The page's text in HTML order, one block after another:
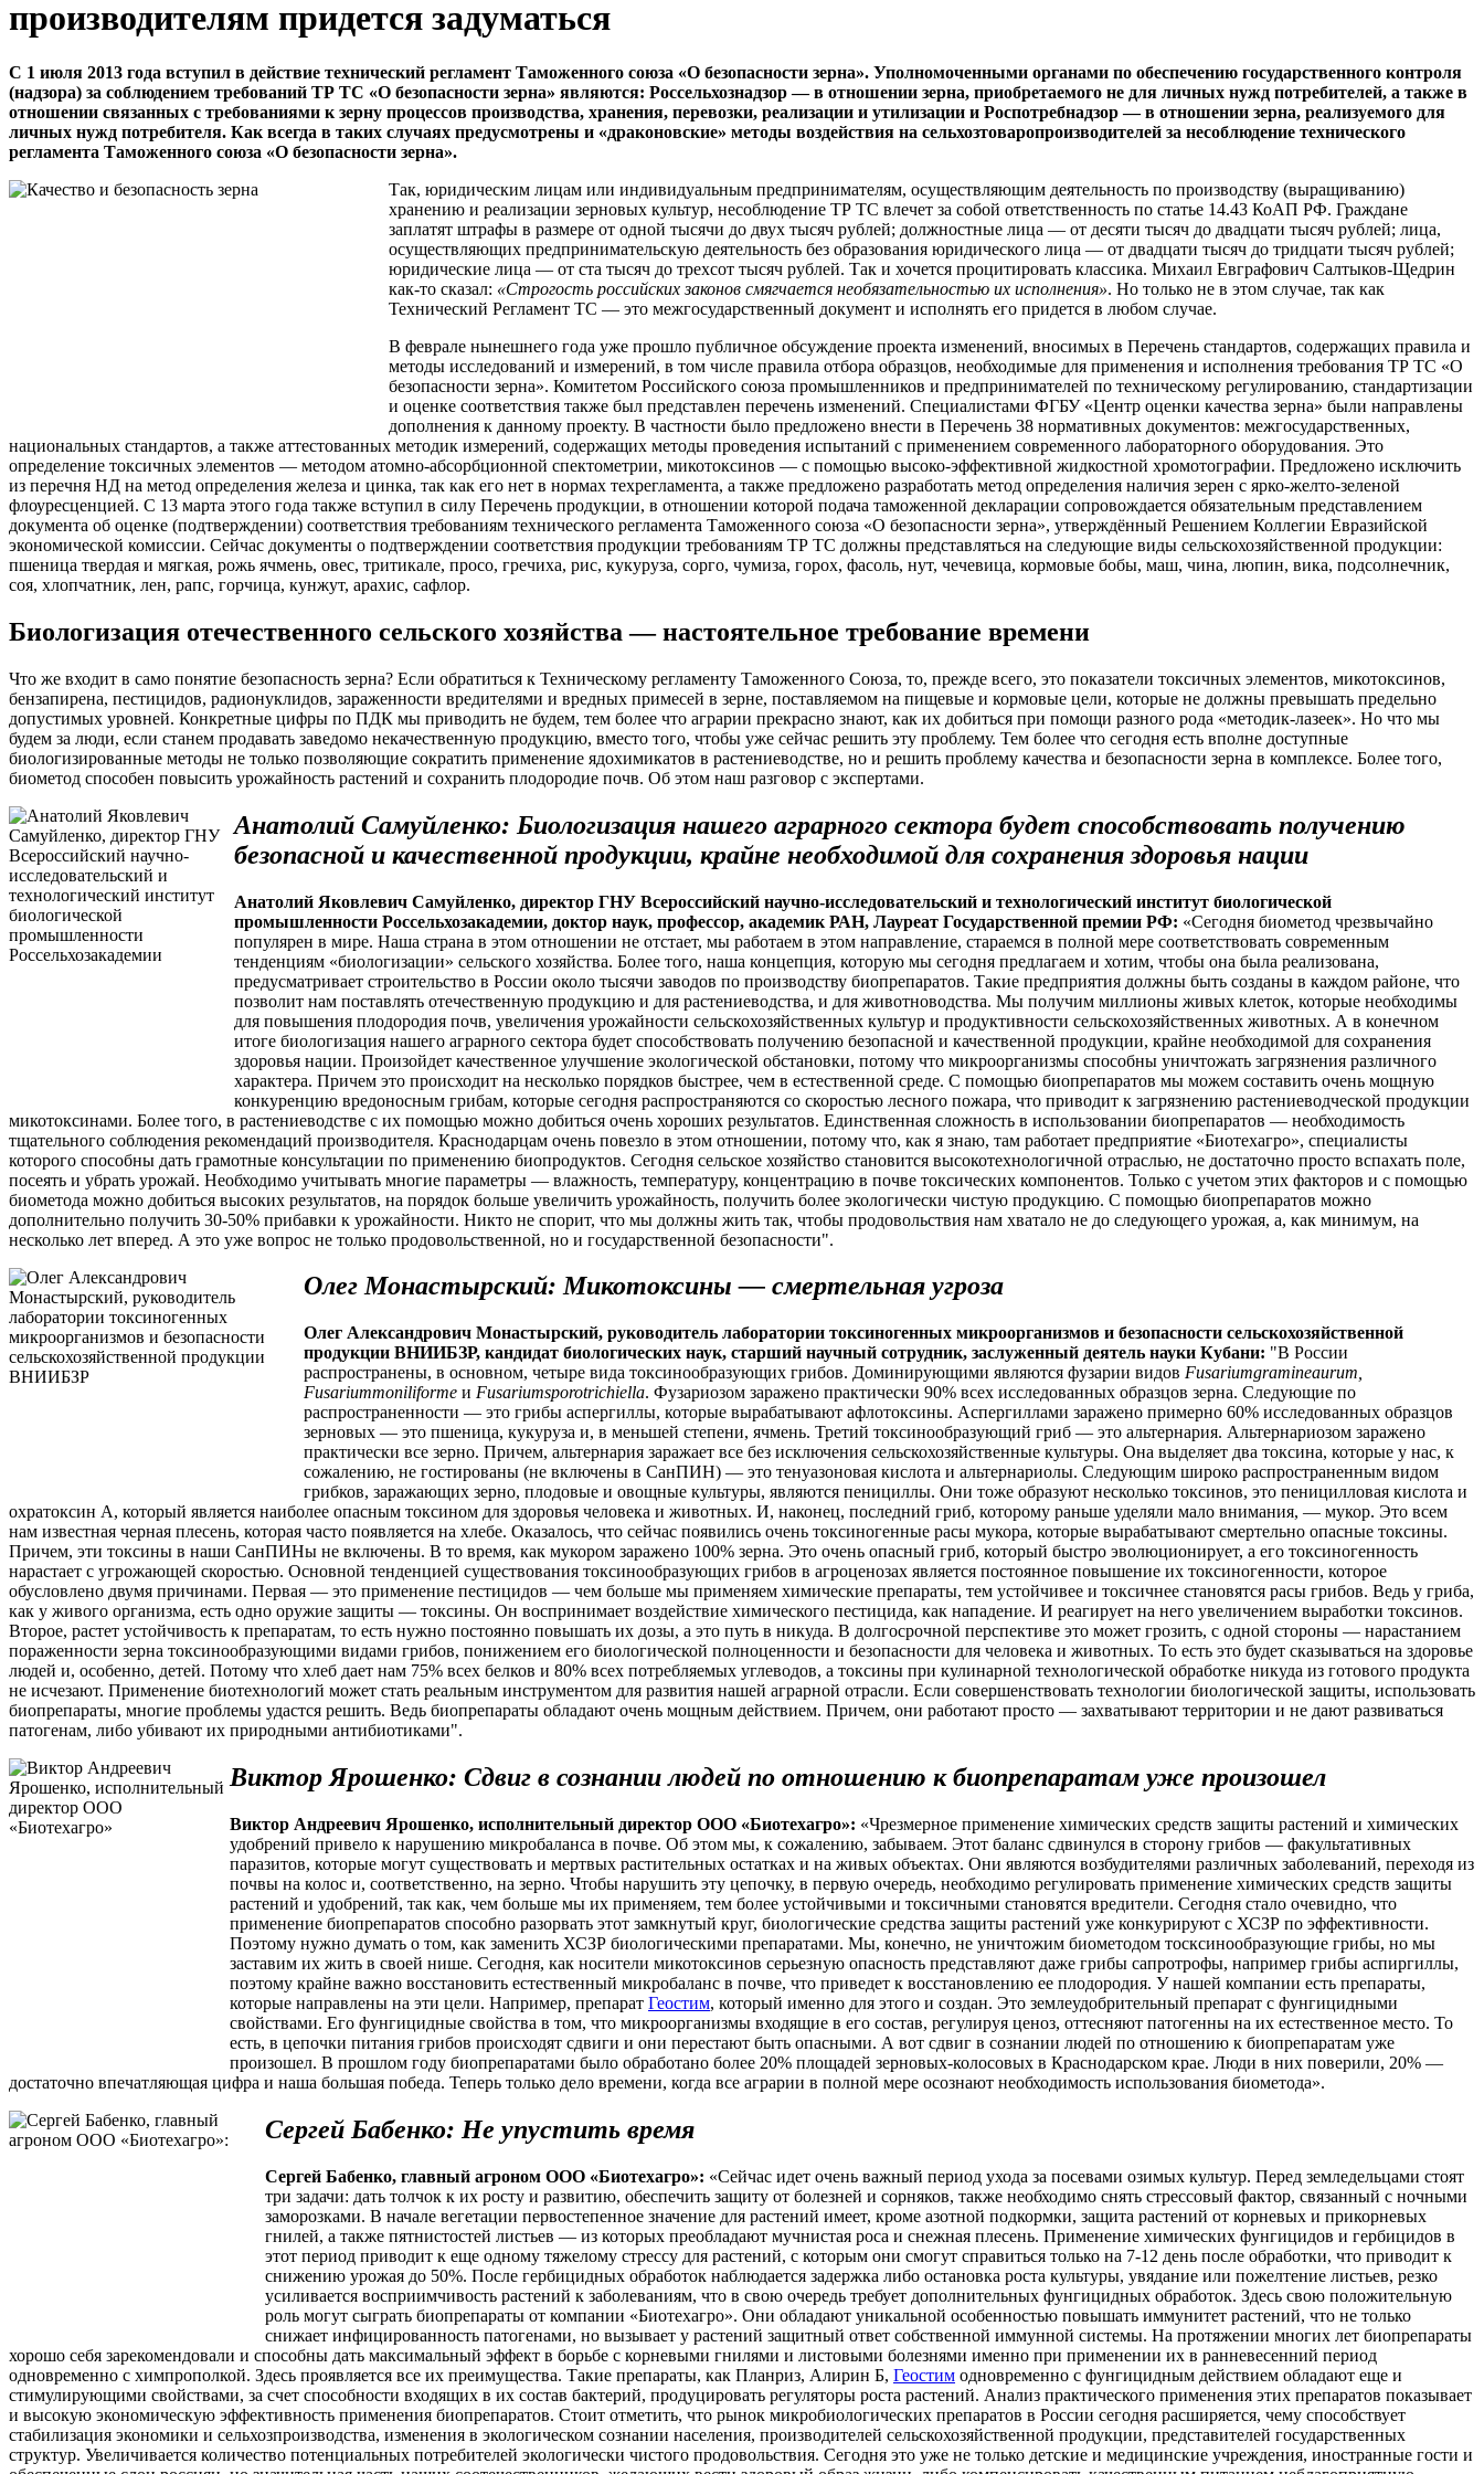
производителям придется задуматься
С 1 июля 2013 года вступил в действие технический регламент Таможенного союза «О безопасности зерна». Уполномоченными органами по обеспечению государственного контроля
(надзора) за соблюдением требований ТР ТС «О безопасности зерна» являются: Россельхознадзор — в отношении зерна, приобретаемого не для личных нужд потребителей, а также в
отношении связанных с требованиями к зерну процессов производства, хранения, перевозки, реализации и утилизации и Роспотребнадзор — в отношении зерна, реализуемого для
личных нужд потребителя. Как всегда в таких случаях предусмотрены и «драконовские» методы воздействия на сельхозтоваропроизводителей за несоблюдение технического
регламента Таможенного союза «О безопасности зерна».
Так, юридическим лицам или индивидуальным предпринимателям, осуществляющим деятельность по производству (выращиванию)
хранению и реализации зерновых культур, несоблюдение ТР ТС влечет за собой ответственность по статье 14.43 КоАП РФ. Граждане
заплатят штрафы в размере от одной тысячи до двух тысяч рублей; должностные лица — от десяти тысяч до двадцати тысяч рублей; лица,
осуществляющих предпринимательскую деятельность без образования юридического лица — от двадцати тысяч до тридцати тысяч рублей;
юридические лица — от ста тысяч до трехсот тысяч рублей. Так и хочется процитировать классика. Михаил Евграфович Салтыков-Щедрин
как-то сказал: «Строгость российских законов смягчается необязательностью их исполнения». Но только не в этом случае, так как
Технический Регламент ТС — это межгосударственный документ и исполнять его придется в любом случае.
В феврале нынешнего года уже прошло публичное обсуждение проекта изменений, вносимых в Перечень стандартов, содержащих правила и
методы исследований и измерений, в том числе правила отбора образцов, необходимые для применения и исполнения требования ТР ТС «О
безопасности зерна». Комитетом Российского союза промышленников и предпринимателей по техническому регулированию, стандартизации
и оценке соответствия также был представлен перечень изменений. Специалистами ФГБУ «Центр оценки качества зерна» были направлены
дополнения к данному проекту. В частности было предложено внести в Перечень 38 нормативных документов: межгосударственных,
национальных стандартов, а также аттестованных методик измерений, содержащих методы проведения испытаний с применением современного лабораторного оборудования. Это
определение токсичных элементов — методом атомно-абсорбционной спектометрии, микотоксинов — с помощью высоко-эффективной жидкостной хромотографии. Предложено исключить
из перечня НД на метод определения железа и цинка, так как его нет в нормах техрегламента, а также предложено разработать метод определения наличия зерен с ярко-желто-зеленой
флоуресценцией. С 13 марта этого года также вступил в силу Перечень продукции, в отношении которой подача таможенной декларации сопровождается обязательным представлением
документа об оценке (подтверждении) соответствия требованиям технического регламента Таможенного союза «О безопасности зерна», утверждённый Решением Коллегии Евразийской
экономической комиссии. Сейчас документы о подтверждении соответствия продукции требованиям ТР ТС должны представляться на следующие виды сельскохозяйственной продукции:
пшеница твердая и мягкая, рожь ячмень, овес, тритикале, просо, гречиха, рис, кукуруза, сорго, чумиза, горох, фасоль, нут, чечевица, кормовые бобы, маш, чина, люпин, вика, подсолнечник,
соя, хлопчатник, лен, рапс, горчица, кунжут, арахис, сафлор.
Биологизация отечественного сельского хозяйства — настоятельное требование времени
Что же входит в само понятие безопасность зерна? Если обратиться к Техническому регламенту Таможенного Союза, то, прежде всего, это показатели токсичных элементов, микотоксинов,
бензапирена, пестицидов, радионуклидов, зараженности вредителями и вредных примесей в зерне, поставляемом на пищевые и кормовые цели, которые не должны превышать предельно
допустимых уровней. Конкретные цифры по ПДК мы приводить не будем, тем более что аграрии прекрасно знают, как их добиться при помощи разного рода «методик-лазеек». Но что мы
будем за люди, если станем продавать заведомо некачественную продукцию, вместо того, чтобы уже сейчас решить эту проблему. Тем более что сегодня есть вполне доступные
биологизированные методы не только позволяющие сократить применение ядохимикатов в растениеводстве, но и решить проблему качества и безопасности зерна в комплексе. Более того,
биометод способен повысить урожайность растений и сохранить плодородие почв. Об этом наш разговор с экспертами.
Анатолий Самуйленко: Биологизация нашего аграрного сектора будет способствовать получению
безопасной и качественной продукции, крайне необходимой для сохранения здоровья нации
Анатолий Яковлевич Самуйленко, директор ГНУ Всероссийский научно-исследовательский и технологический институт биологической
промышленности Россельхозакадемии, доктор наук, профессор, академик РАН, Лауреат Государственной премии РФ: «Сегодня биометод чрезвычайно
популярен в мире. Наша страна в этом отношении не отстает, мы работаем в этом направление, стараемся в полной мере соответствовать современным
тенденциям «биологизации» сельского хозяйства. Более того, наша концепция, которую мы сегодня предлагаем и хотим, чтобы она была реализована,
предусматривает строительство в России около тысячи заводов по производству биопрепаратов. Такие предприятия должны быть созданы в каждом районе, что
позволит нам поставлять отечественную продукцию и для растениеводства, и для животноводства. Мы получим миллионы живых клеток, которые необходимы
для повышения плодородия почв, увеличения урожайности сельскохозяйственных культур и продуктивности сельскохозяйственных животных. А в конечном
итоге биологизация нашего аграрного сектора будет способствовать получению безопасной и качественной продукции, крайне необходимой для сохранения
здоровья нации. Произойдет качественное улучшение экологической обстановки, потому что микроорганизмы способны уничтожать загрязнения различного
характера. Причем это происходит на несколько порядков быстрее, чем в естественной среде. С помощью биопрепаратов мы можем составить очень мощную
конкуренцию вредоносным грибам, которые сегодня распространяются со скоростью лесного пожара, что приводит к загрязнению растениеводческой продукции
микотоксинами. Более того, в растениеводстве с их помощью можно добиться очень хороших результатов. Единственная сложность в использовании биопрепаратов — необходимость
тщательного соблюдения рекомендаций производителя. Краснодарцам очень повезло в этом отношении, потому что, как я знаю, там работает предприятие «Биотехагро», специалисты
которого способны дать грамотные консультации по применению биопродуктов. Сегодня сельское хозяйство становится высокотехнологичной отраслью, не достаточно просто вспахать поле,
посеять и убрать урожай. Необходимо учитывать многие параметры — влажность, температуру, концентрацию в почве токсических компонентов. Только с учетом этих факторов и с помощью
биометода можно добиться высоких результатов, на порядок больше увеличить урожайность, получить более экологически чистую продукцию. С помощью биопрепаратов можно
дополнительно получить 30-50% прибавки к урожайности. Никто не спорит, что мы должны жить так, чтобы продовольствия нам хватало не до следующего урожая, а, как минимум, на
несколько лет вперед. А это уже вопрос не только продовольственной, но и государственной безопасности".
Олег Монастырский: Микотоксины — смертельная угроза
Олег Александрович Монастырский, руководитель лаборатории токсиногенных микроорганизмов и безопасности сельскохозяйственной
продукции ВНИИБЗР, кандидат биологических наук, старший научный сотрудник, заслуженный деятель науки Кубани: "В России
распространены, в основном, четыре вида токсинообразующих грибов. Доминирующими являются фузарии видов Fusariumgramineaurum,
Fusariummoniliforme и Fusariumsporotrichiella. Фузариозом заражено практически 90% всех исследованных образцов зерна. Следующие по
распространенности — это грибы аспергиллы, которые вырабатывают афлотоксины. Аспергиллами заражено примерно 60% исследованных образцов
зерновых — это пшеница, кукуруза и, в меньшей степени, ячмень. Третий токсинообразующий гриб — это альтернария. Альтернариозом заражено
практически все зерно. Причем, альтернария заражает все без исключения сельскохозяйственные культуры. Она выделяет два токсина, которые у нас, к
сожалению, не гостированы (не включены в СанПИН) — это тенуазоновая кислота и альтернариолы. Следующим широко распространенным видом
грибков, заражающих зерно, плодовые и овощные культуры, являются пенициллы. Они тоже образуют несколько токсинов, это пеницилловая кислота и
охратоксин А, который является наиболее опасным токсином для здоровья человека и животных. И, наконец, последний гриб, которому раньше уделяли мало внимания, — мукор. Это всем
нам известная черная плесень, которая часто появляется на хлебе. Оказалось, что сейчас появились очень токсиногенные расы мукора, которые вырабатывают смертельно опасные токсины.
Причем, эти токсины в наши СанПИНы не включены. В то время, как мукором заражено 100% зерна. Это очень опасный гриб, который быстро эволюционирует, а его токсиногенность
нарастает с угрожающей скоростью. Основной тенденцией существования токсинообразующих грибов в агроценозах является постоянное повышение их токсиногенности, которое
обусловлено двумя причинами. Первая — это применение пестицидов — чем больше мы применяем химические препараты, тем устойчивее и токсичнее становятся расы грибов. Ведь у гриба,
как у живого организма, есть одно оружие защиты — токсины. Он воспринимает воздействие химического пестицида, как нападение. И реагирует на него увеличением выработки токсинов.
Второе, растет устойчивость к препаратам, то есть нужно постоянно повышать их дозы, а это путь в никуда. В долгосрочной перспективе это может грозить, с одной стороны — нарастанием
пораженности зерна токсинообразующими видами грибов, понижением его биологической полноценности и безопасности для человека и животных. То есть это будет сказываться на здоровье
людей и, особенно, детей. Потому что хлеб дает нам 75% всех белков и 80% всех потребляемых углеводов, а токсины при кулинарной технологической обработке никуда из готового продукта
не исчезают. Применение биотехнологий может стать реальным инструментом для развития нашей аграрной отрасли. Если совершенствовать технологии биологической защиты, использовать
биопрепараты, многие проблемы удастся решить. Ведь биопрепараты обладают очень мощным действием. Причем, они работают просто — захватывают территории и не дают развиваться
патогенам, либо убивают их природными антибиотиками".
Виктор Ярошенко: Сдвиг в сознании людей по отношению к биопрепаратам уже произошел
Виктор Андреевич Ярошенко, исполнительный директор ООО «Биотехагро»: «Чрезмерное применение химических средств защиты растений и химических
удобрений привело к нарушению микробаланса в почве. Об этом мы, к сожалению, забываем. Этот баланс сдвинулся в сторону грибов — факультативных
паразитов, которые могут существовать и мертвых растительных остатках и на живых объектах. Они являются возбудителями различных заболеваний, переходя из
почвы на колос и, соответственно, на зерно. Чтобы нарушить эту цепочку, в первую очередь, необходимо регулировать применение химических средств защиты
растений и удобрений, так как, чем больше мы их применяем, тем более устойчивыми и токсичными становятся вредители. Сегодня стало очевидно, что
применение биопрепаратов способно разорвать этот замкнутый круг, биологические средства защиты растений уже конкурируют с ХСЗР по эффективности.
Поэтому нужно думать о том, как заменить ХСЗР биологическими препаратами. Мы, конечно, не уничтожим биометодом тосксинообразующие грибы, но мы
заставим их жить в своей нише. Сегодня, как носители микотоксинов серьезную опасность представляют даже грибы сапротрофы, например грибы аспиргиллы,
поэтому крайне важно восстановить естественный микробаланс в почве, что приведет к восстановлению ее плодородия. У нашей компании есть препараты,
которые направлены на эти цели. Например, препарат Геостим, который именно для этого и создан. Это землеудобрительный препарат с фунгицидными
свойствами. Его фунгицидные свойства в том, что микроорганизмы входящие в его состав, регулируя ценоз, оттесняют патогенны на их естественное место. То
есть, в цепочки питания грибов происходят сдвиги и они перестают быть опасными. А вот сдвиг в сознании людей по отношению к биопрепаратам уже
произошел. В прошлом году биопрепаратами было обработано более 20% площадей зерновых-колосовых в Краснодарском крае. Люди в них поверили, 20% —
достаточно впечатляющая цифра и наша большая победа. Теперь только дело времени, когда все аграрии в полной мере осознают необходимость использования биометода».
Сергей Бабенко: Не упустить время
Сергей Бабенко, главный агроном ООО «Биотехагро»: «Сейчас идет очень важный период ухода за посевами озимых культур. Перед земледельцами стоят
три задачи: дать толчок к их росту и развитию, обеспечить защиту от болезней и сорняков, также необходимо снять стрессовый фактор, связанный с ночными
заморозками. В начале вегетации первостепенное значение для растений имеет, кроме азотной подкормки, защита растений от корневых и прикорневых
гнилей, а также пятнистостей листьев — из которых преобладают мучнистая роса и снежная плесень. Применение химических фунгицидов и гербицидов в
этот период приводит к еще одному тяжелому стрессу для растений, с которым они смогут справиться только на 7-12 день после обработки, что приводит к
снижению урожая до 50%. После гербицидных обработок наблюдается задержка либо остановка роста культуры, увядание или пожелтение листьев, резко
усиливается восприимчивость растений к заболеваниям, что в свою очередь требует дополнительных фунгицидных обработок. Здесь свою положительную
роль могут сыграть биопрепараты от компании «Биотехагро». Они обладают уникальной особенностью повышать иммунитет растений, что не только
снижает инфицированность патогенами, но вызывает у растений защитный ответ собственной иммунной системы. На протяжении многих лет биопрепараты
хорошо себя зарекомендовали и способны дать максимальный эффект в борьбе с корневыми гнилями и листовыми болезнями именно при применении их в ранневесенний период
одновременно с химпрополкой. Здесь проявляется все их преимущества. Такие препараты, как Планриз, Алирин Б, Геостим одновременно с фунгицидным действием обладают еще и
стимулирующими свойствами, за счет способности входящих в их состав бактерий, продуцировать регуляторы роста растений. Анализ практического применения этих препаратов показывает
и высокую экономическую эффективность применения биопрепаратов. Стоит отметить, что рынок микробиологических препаратов в России сегодня расширяется, чему способствует
стабилизация экономики и сельхозпроизводства, изменения в экологическом сознании населения, производителей сельскохозяйственной продукции, представителей государственных
структур. Увеличивается количество потенциальных потребителей экологически чистого продовольствия. Сегодня это уже не только детские и медицинские учреждения, иностранные гости и